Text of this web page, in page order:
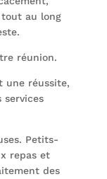
au long
réunion.
une réussite,
services
Petits-
repas et
des